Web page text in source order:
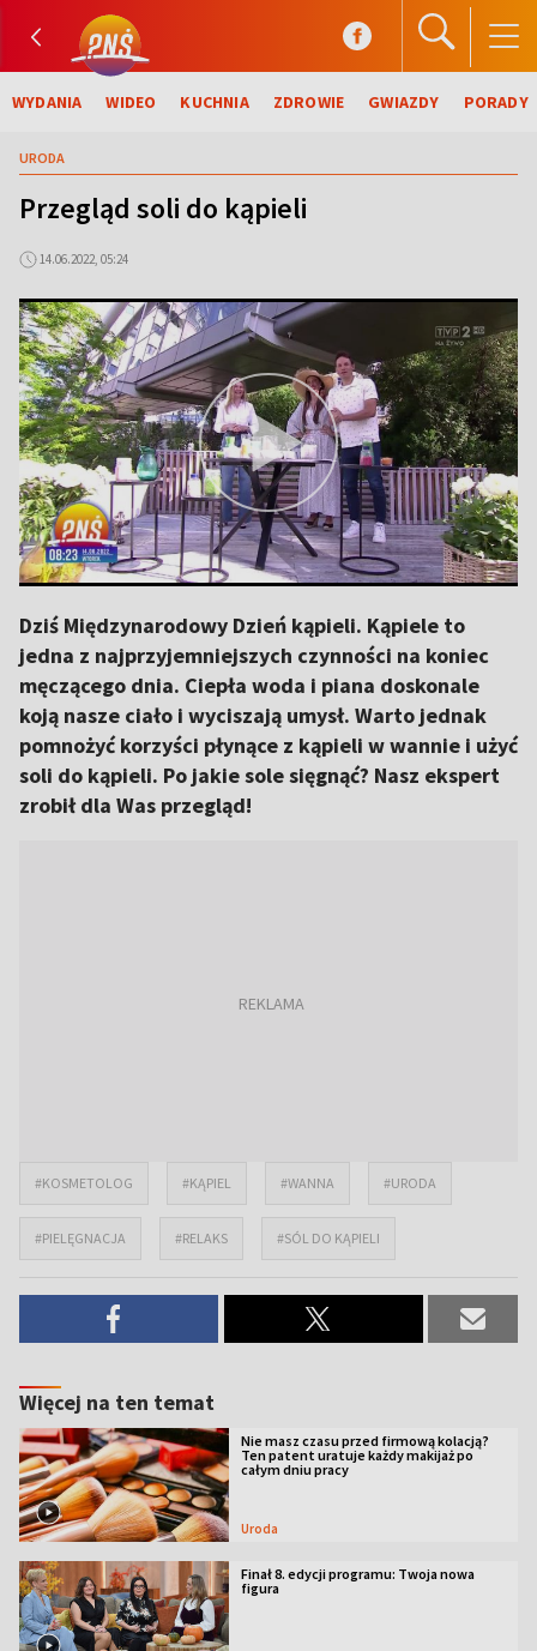
WYDANIA WIDEO KUCHNIA ZDROWIE GWIAZDY PORADY
URODA
Przegląd soli do kąpieli
14.06.2022, 05:24
Dziś Międzynarodowy Dzień kąpieli. Kąpiele to
jedna z najprzyjemniejszych czynności na koniec
męczącego dnia. Ciepła woda i piana doskonale
koją nasze ciało i wyciszają umysł. Warto jednak
pomnożyć korzyści płynące z kąpieli w wannie i użyć
soli do kąpieli. Po jakie sole sięgnąć? Nasz ekspert
zrobił dla Was przegląd!
#KOSMETOLOG #KĄPIEL #WANNA #URODA
#PIELĘGNACJA #RELAKS #SÓL DO KĄPIELI
Więcej na ten temat
Nie masz czasu przed firmową kolacją?
Ten patent uratuje każdy makijaż po
całym dniu pracy
Uroda
Finał 8. edycji programu: Twoja nowa
figura